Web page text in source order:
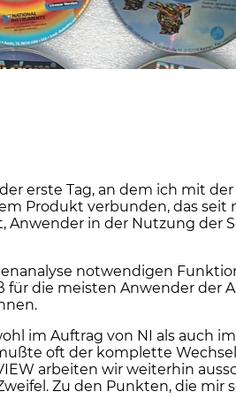
erste Tag, an dem ich mit
Produkt verbunden, das seit
in der Nutzung der
notwendigen
die meisten Anwender der
im Auftrag von NI als auch
oft der komplette
arbeiten wir weiterhin
Zu den Punkten, die mir